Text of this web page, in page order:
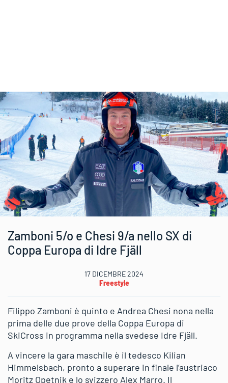
Zamboni 5/o e Chesi 9/a nello SX di
Coppa Europa di Idre Fjäll
17 DICEMBRE 2024
Freestyle
Filippo Zamboni è quinto e Andrea Chesi nona nella
prima delle due prove della Coppa Europa di
SkiCross in programma nella svedese Idre Fjäll.
A vincere la gara maschile è il tedesco Kilian
Himmelsbach, pronto a superare in finale l’austriaco
Moritz Opetnik e lo svizzero Alex Marro. Il